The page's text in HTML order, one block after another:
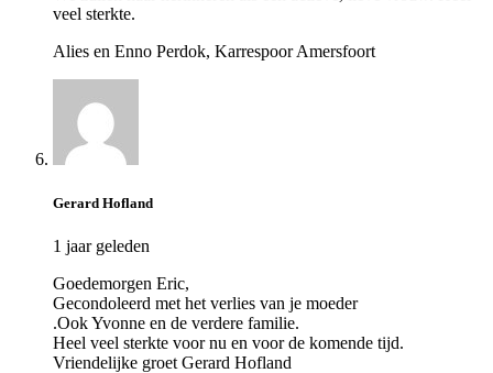
veel sterkte.
Alies en Enno Perdok, Karrespoor Amersfoort
Gerard Hofland
1 jaar geleden
Goedemorgen Eric,
Gecondoleerd met het verlies van je moeder
.Ook Yvonne en de verdere familie.
Heel veel sterkte voor nu en voor de komende tijd.
Vriendelijke groet Gerard Hofland